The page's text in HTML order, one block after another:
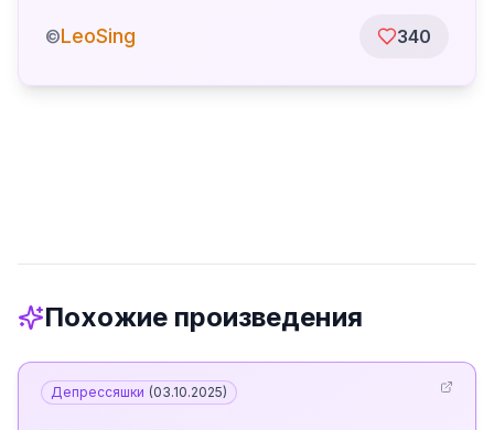
©LeoSing 340
Похожие произведения
Депрессяшки (03.10.2025)